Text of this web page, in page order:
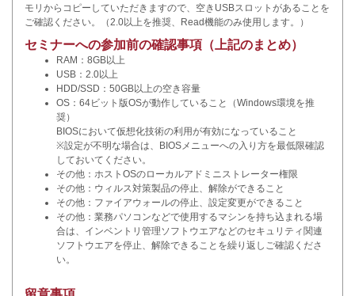
モリからコピーしていただきますので、空きUSBスロットがあることを
ご確認ください。（2.0以上を推奨、Read機能のみ使用します。）
セミナーへの参加前の確認事項（上記のまとめ）
RAM：8GB以上
USB：2.0以上
HDD/SSD：50GB以上の空き容量
OS：64ビット版OSが動作していること（Windows環境を推
奨）
BIOSにおいて仮想化技術の利用が有効になっていること
※設定が不明な場合は、BIOSメニューへの入り方を最低限確認
しておいてください。
その他：ホストOSのローカルアドミニストレーター権限
その他：ウィルス対策製品の停止、解除ができること
その他：ファイアウォールの停止、設定変更ができること
その他：業務パソコンなどで使用するマシンを持ち込まれる場
合は、インベントリ管理ソフトウエアなどのセキュリティ関連
ソフトウエアを停止、解除できることを繰り返しご確認くださ
い。